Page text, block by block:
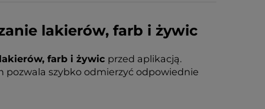
lakierów, farb i żywic
farb i żywic przed aplikacją.
pozwala szybko odmierzyć odpowiednie